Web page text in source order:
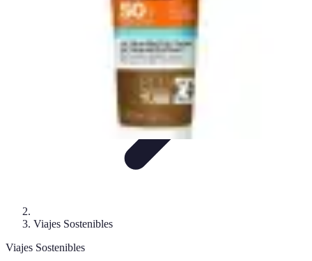
Viajes Sostenibles
Viajes Sostenibles